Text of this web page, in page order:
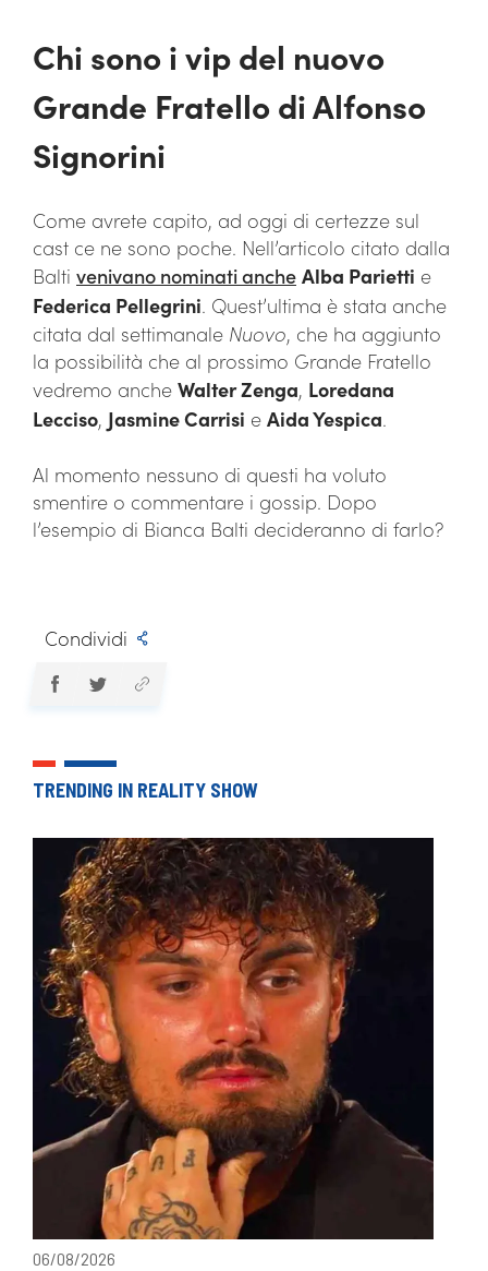
Chi sono i vip del nuovo
Grande Fratello di Alfonso
Signorini
Come avrete capito, ad oggi di certezze sul
cast ce ne sono poche. Nell’articolo citato dalla
Balti venivano nominati anche Alba Parietti e
Federica Pellegrini. Quest’ultima è stata anche
citata dal settimanale Nuovo, che ha aggiunto
la possibilità che al prossimo Grande Fratello
vedremo anche Walter Zenga, Loredana
Lecciso, Jasmine Carrisi e Aida Yespica.
Al momento nessuno di questi ha voluto
smentire o commentare i gossip. Dopo
l’esempio di Bianca Balti decideranno di farlo?
Condividi
TRENDING IN REALITY SHOW
06/08/2026